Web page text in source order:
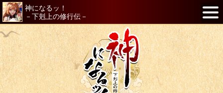
神になるッ！
－下剋上の修行伝－